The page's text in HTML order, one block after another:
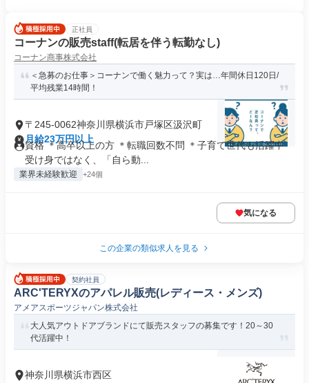
正社員
コーナンの販売staff(転居を伴う転勤なし)
コーナン商事株式会社
＜急募のお仕事＞コーナンで働く魅力って？実は…年間休日120日/
平均残業14時間！
〒245-0062神奈川県横浜市戸塚区汲沢町
月給23万円以上
資格 ＊高卒以上の方 ＊転職回数不問 ＊子育て世代も活躍中
受け身ではなく、「自ら動...
業界未経験歓迎 +24個
気になる
この企業の類似求人を見る
契約社員
ARC'TERYXのアパレル販売(レディース・メンズ)
アメアスポーツジャパン株式会社
大人気アウトドアブランドにて販売スタッフの募集です！20～30
代活躍中！
神奈川県横浜市西区